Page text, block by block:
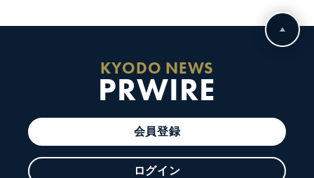
KYODO NEWS
PRWIRE
会員登録
ログイン